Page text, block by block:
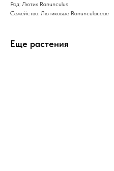
Род: Лютик Ranunculus
Семейство: Лютиковые Ranunculaceae
Еще растения